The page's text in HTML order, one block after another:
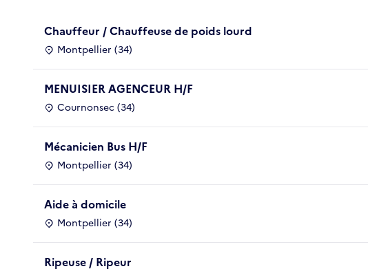
Chauffeur / Chauffeuse de poids lourd
Montpellier (34)
MENUISIER AGENCEUR H/F
Cournonsec (34)
Mécanicien Bus H/F
Montpellier (34)
Aide à domicile
Montpellier (34)
Ripeuse / Ripeur